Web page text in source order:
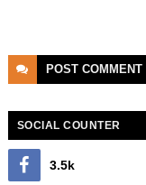
POST COMMENT
SOCIAL COUNTER
3.5k